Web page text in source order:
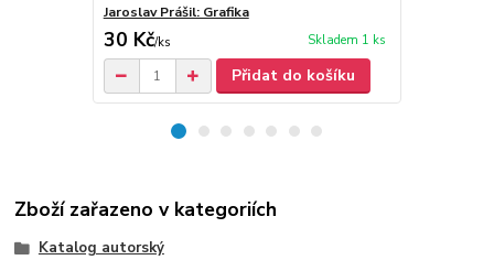
Jaroslav Prášil: Grafika
30 Kč/ks Skladem 1 ks
Přidat do košíku
Zboží zařazeno v kategoriích
Katalog autorský